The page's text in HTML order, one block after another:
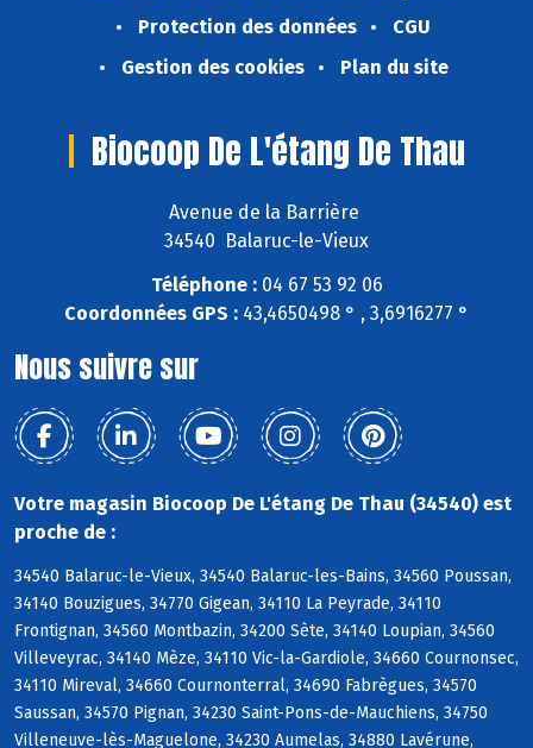
Protection des données
CGU
Gestion des cookies
Plan du site
Biocoop De L'étang De Thau
Avenue de la Barrière
34540 Balaruc-le-Vieux
Téléphone :04 67 53 92 06
Coordonnées GPS : 43,4650498 ° , 3,6916277 °
Nous suivre sur
Votre magasin Biocoop De L'étang De Thau (34540) est
proche de :
34540 Balaruc-le-Vieux, 34540 Balaruc-les-Bains, 34560 Poussan,
34140 Bouzigues, 34770 Gigean, 34110 La Peyrade, 34110
Frontignan, 34560 Montbazin, 34200 Sète, 34140 Loupian, 34560
Villeveyrac, 34140 Mèze, 34110 Vic-la-Gardiole, 34660 Cournonsec,
34110 Mireval, 34660 Cournonterral, 34690 Fabrègues, 34570
Saussan, 34570 Pignan, 34230 Saint-Pons-de-Mauchiens, 34750
Villeneuve-lès-Maguelone, 34230 Aumelas, 34880 Lavérune,